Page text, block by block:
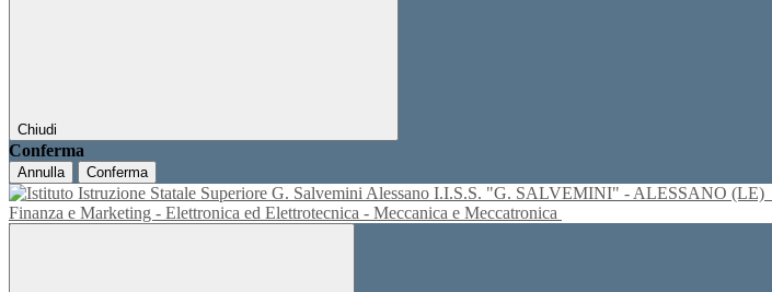
Chiudi
Conferma
Annulla Conferma
I.I.S.S. "G. SALVEMINI" - ALESSANO (LE)
Finanza e Marketing - Elettronica ed Elettrotecnica - Meccanica e Meccatronica